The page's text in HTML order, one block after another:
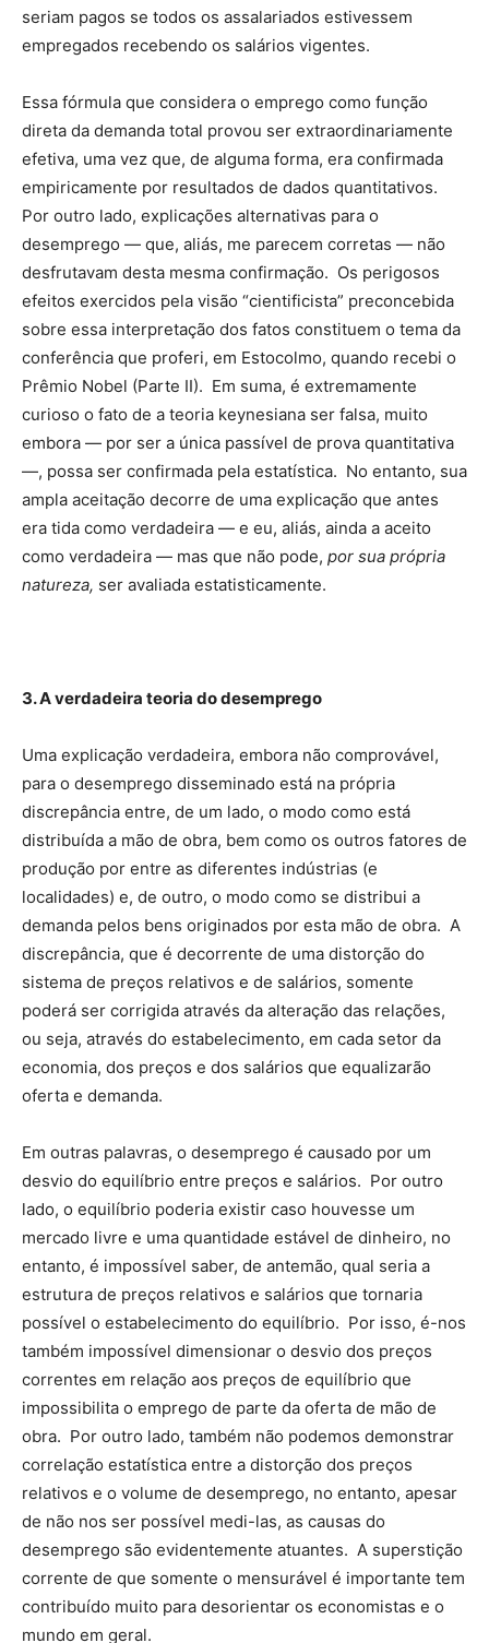
seriam pagos se todos os assalariados estivessem
empregados recebendo os salários vigentes.
Essa fórmula que considera o emprego como função
direta da demanda total provou ser extraordinariamente
efetiva, uma vez que, de alguma forma, era confirmada
empiricamente por resultados de dados quantitativos.
Por outro lado, explicações alternativas para o
desemprego — que, aliás, me parecem corretas — não
desfrutavam desta mesma confirmação. Os perigosos
efeitos exercidos pela visão “cientificista” preconcebida
sobre essa interpretação dos fatos constituem o tema da
conferência que proferi, em Estocolmo, quando recebi o
Prêmio Nobel (Parte II). Em suma, é extremamente
curioso o fato de a teoria keynesiana ser falsa, muito
embora — por ser a única passível de prova quantitativa
—, possa ser confirmada pela estatística. No entanto, sua
ampla aceitação decorre de uma explicação que antes
era tida como verdadeira — e eu, aliás, ainda a aceito
como verdadeira — mas que não pode, por sua própria
natureza, ser avaliada estatisticamente.
3. A verdadeira teoria do desemprego
Uma explicação verdadeira, embora não comprovável,
para o desemprego disseminado está na própria
discrepância entre, de um lado, o modo como está
distribuída a mão de obra, bem como os outros fatores de
produção por entre as diferentes indústrias (e
localidades) e, de outro, o modo como se distribui a
demanda pelos bens originados por esta mão de obra. A
discrepância, que é decorrente de uma distorção do
sistema de preços relativos e de salários, somente
poderá ser corrigida através da alteração das relações,
ou seja, através do estabelecimento, em cada setor da
economia, dos preços e dos salários que equalizarão
oferta e demanda.
Em outras palavras, o desemprego é causado por um
desvio do equilíbrio entre preços e salários. Por outro
lado, o equilíbrio poderia existir caso houvesse um
mercado livre e uma quantidade estável de dinheiro, no
entanto, é impossível saber, de antemão, qual seria a
estrutura de preços relativos e salários que tornaria
possível o estabelecimento do equilíbrio. Por isso, é-nos
também impossível dimensionar o desvio dos preços
correntes em relação aos preços de equilíbrio que
impossibilita o emprego de parte da oferta de mão de
obra. Por outro lado, também não podemos demonstrar
correlação estatística entre a distorção dos preços
relativos e o volume de desemprego, no entanto, apesar
de não nos ser possível medi-las, as causas do
desemprego são evidentemente atuantes. A superstição
corrente de que somente o mensurável é importante tem
contribuído muito para desorientar os economistas e o
mundo em geral.